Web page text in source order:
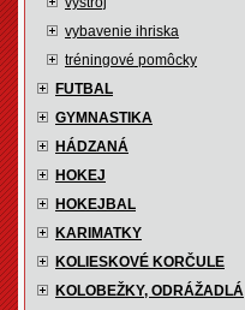
vybavenie ihriska
tréningové pomôcky
FUTBAL
GYMNASTIKA
HÁDZANÁ
HOKEJ
HOKEJBAL
KARIMATKY
KOLIESKOVÉ KORČULE
KOLOBEŽKY, ODRÁŽADLÁ